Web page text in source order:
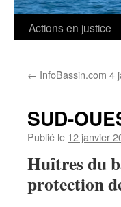
Aller
contenu
Actions en justice
← InfoBassin.com 4
SUD-
Publié le 12 janvier
Huîtres du
protection